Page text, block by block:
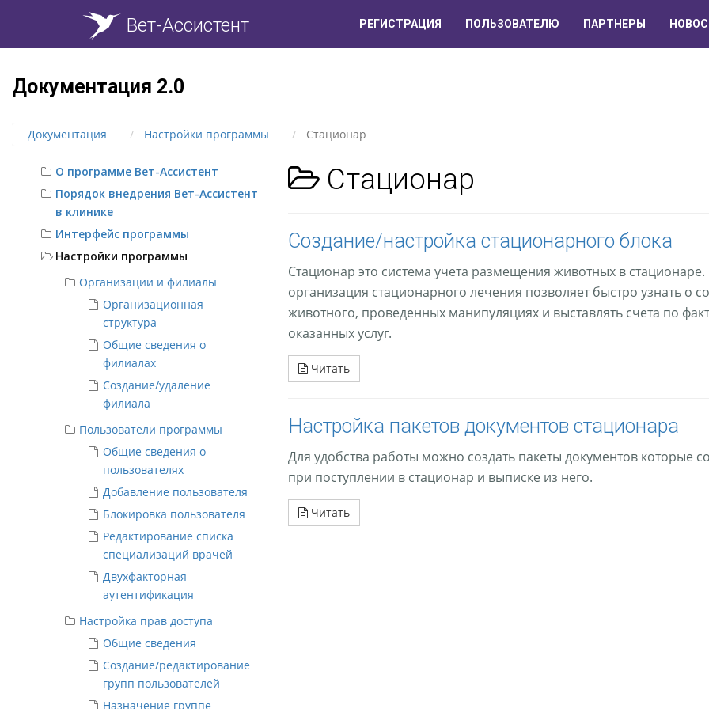
Вет-Ассистент РЕГИСТРАЦИЯ ПОЛЬЗОВАТЕЛЮ ПАРТНЕРЫ
Документация 2.0
Документация Настройки программы Стационар
О программе Вет-Ассистент
Порядок внедрения Вет-Ассистент
в клинике
Интерфейс программы
Настройки программы
Организации и филиалы
Организационная
структура
Общие сведения о
филиалах
Создание/удаление
филиала
Пользователи программы
Общие сведения о
пользователях
Добавление пользователя
Блокировка пользователя
Редактирование списка
специализаций врачей
Двухфакторная
аутентификация
Настройка прав доступа
Общие сведения
Создание/редактирование
групп пользователей
Назначение группе
Стационар
Создание/настройка стационарного блока
Стационар это система учета размещения животных в стационаре.
организация стационарного лечения позволяет быстро узнать о
животного, проведенных манипуляциях и выставлять счета по
оказанных услуг.
Читать
Настройка пакетов документов стационара
Для удобства работы можно создать пакеты документов которые
при поступлении в стационар и выписке из него.
Читать